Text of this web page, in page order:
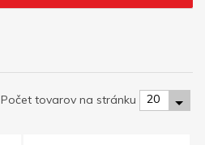
Počet tovarov na stránku 20